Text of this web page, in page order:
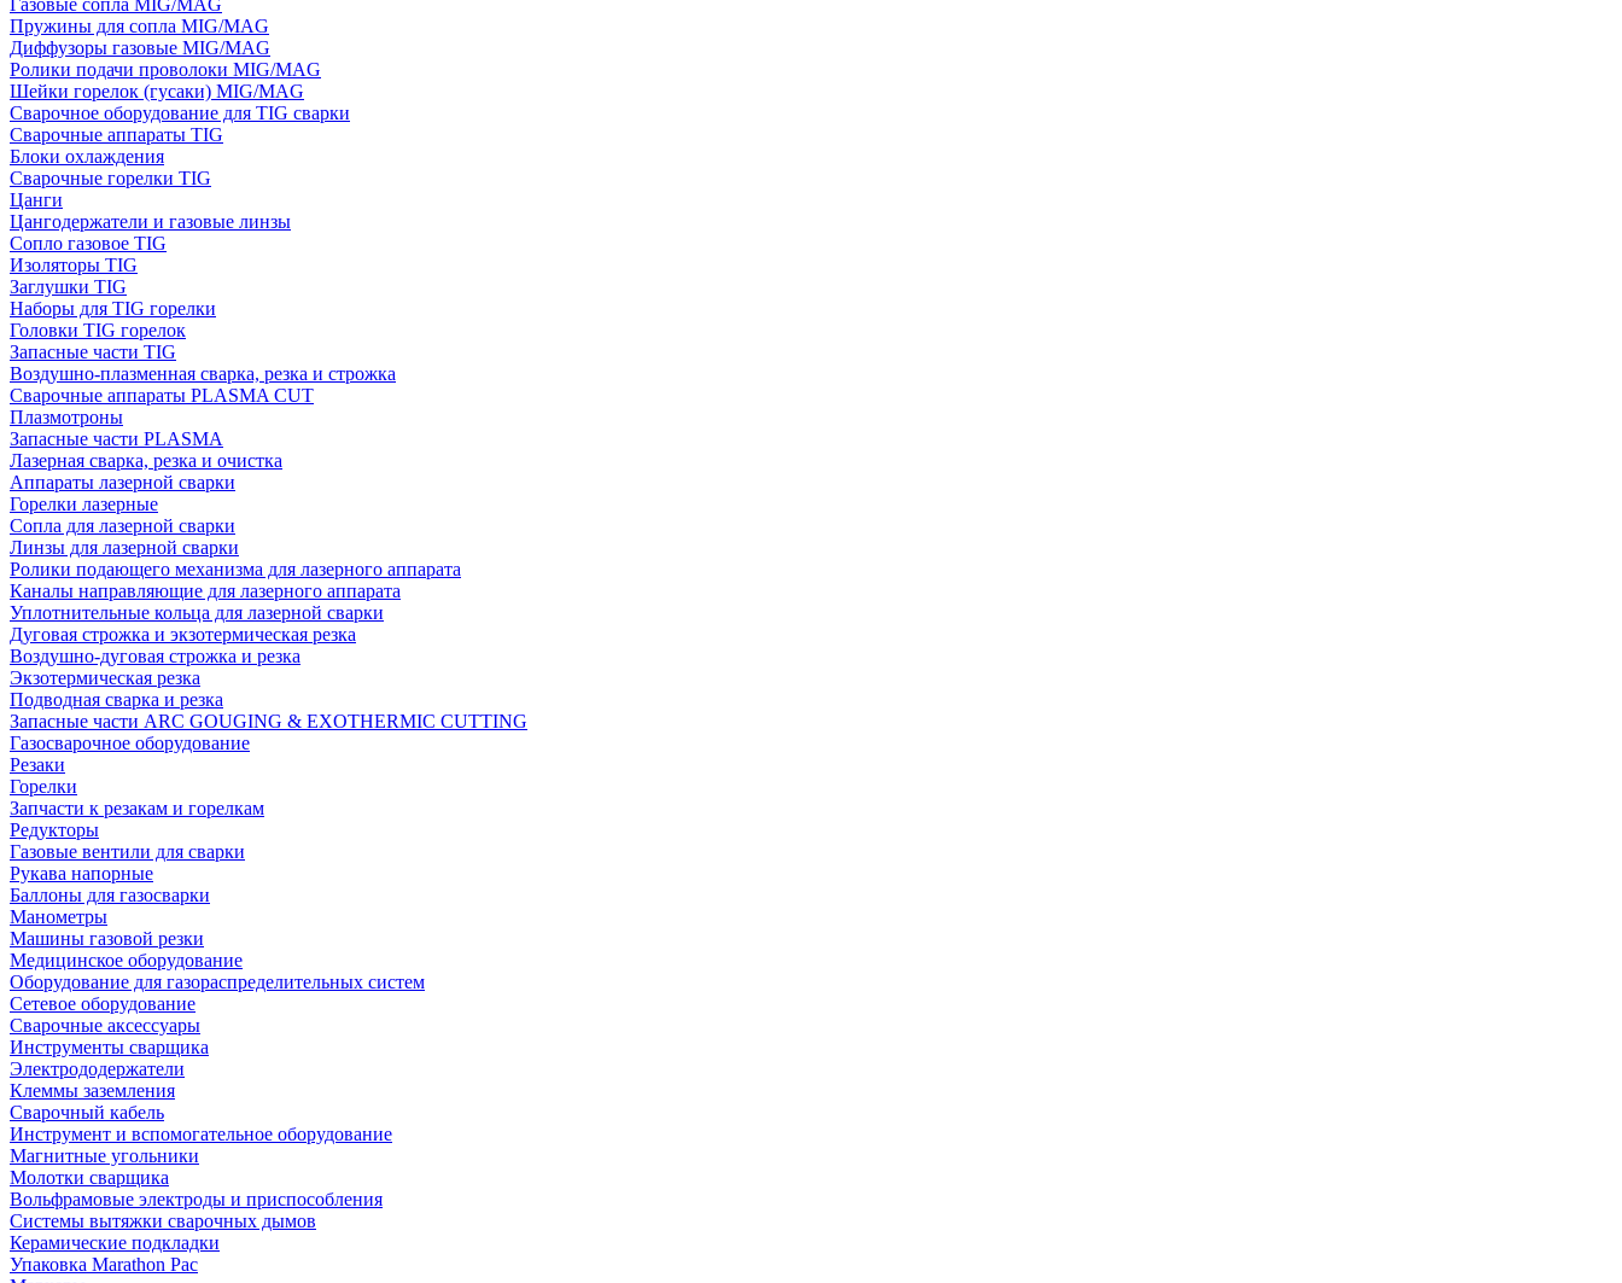
Газовые сопла MIG/MAG
Пружины для сопла MIG/MAG
Диффузоры газовые MIG/MAG
Ролики подачи проволоки MIG/MAG
Шейки горелок (гусаки) MIG/MAG
Сварочное оборудование для TIG сварки
Сварочные аппараты TIG
Блоки охлаждения
Сварочные горелки TIG
Цанги
Цангодержатели и газовые линзы
Сопло газовое TIG
Изоляторы TIG
Заглушки TIG
Наборы для TIG горелки
Головки TIG горелок
Запасные части TIG
Воздушно-плазменная сварка, резка и строжка
Сварочные аппараты PLASMA CUT
Плазмотроны
Запасные части PLASMA
Лазерная сварка, резка и очистка
Аппараты лазерной сварки
Горелки лазерные
Сопла для лазерной сварки
Линзы для лазерной сварки
Ролики подающего механизма для лазерного аппарата
Каналы направляющие для лазерного аппарата
Уплотнительные кольца для лазерной сварки
Дуговая строжка и экзотермическая резка
Воздушно-дуговая строжка и резка
Экзотермическая резка
Подводная сварка и резка
Запасные части ARC GOUGING & EXOTHERMIC CUTTING
Газосварочное оборудование
Резаки
Горелки
Запчасти к резакам и горелкам
Редукторы
Газовые вентили для сварки
Рукава напорные
Баллоны для газосварки
Манометры
Машины газовой резки
Медицинское оборудование
Оборудование для газораспределительных систем
Сетевое оборудование
Сварочные аксессуары
Инструменты сварщика
Электрододержатели
Клеммы заземления
Сварочный кабель
Инструмент и вспомогательное оборудование
Магнитные угольники
Молотки сварщика
Вольфрамовые электроды и приспособления
Системы вытяжки сварочных дымов
Керамические подкладки
Упаковка Marathon Pac